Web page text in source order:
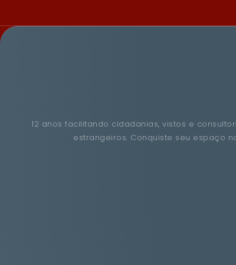
12 anos facilitando cidadanias, vistos e
estrangeiros. Conquiste seu espaço